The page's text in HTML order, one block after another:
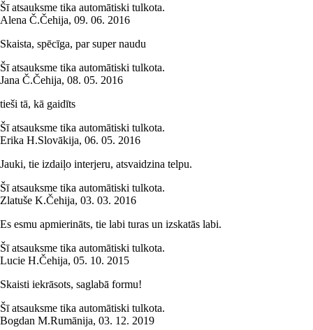
Šī atsauksme tika automātiski tulkota.
Alena Č.Čehija, 09. 06. 2016
Skaista, spēcīga, par super naudu
Šī atsauksme tika automātiski tulkota.
Jana Č.Čehija, 08. 05. 2016
tieši tā, kā gaidīts
Šī atsauksme tika automātiski tulkota.
Erika H.Slovākija, 06. 05. 2016
Jauki, tie izdaiļo interjeru, atsvaidzina telpu.
Šī atsauksme tika automātiski tulkota.
Zlatuše K.Čehija, 03. 03. 2016
Es esmu apmierināts, tie labi turas un izskatās labi.
Šī atsauksme tika automātiski tulkota.
Lucie H.Čehija, 05. 10. 2015
Skaisti iekrāsots, saglabā formu!
Šī atsauksme tika automātiski tulkota.
Bogdan M.Rumānija, 03. 12. 2019